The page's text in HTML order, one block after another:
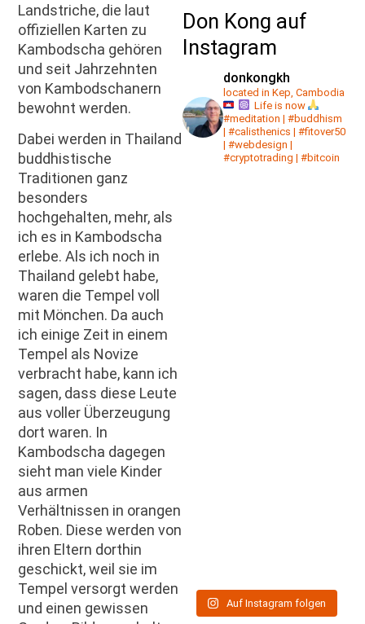
Landstriche, die laut
offiziellen Karten zu
Kambodscha gehören
und seit Jahrzehnten
von Kambodschanern
bewohnt werden.
Dabei werden in Thailand
buddhistische
Traditionen ganz
besonders
hochgehalten, mehr, als
ich es in Kambodscha
erlebe. Als ich noch in
Thailand gelebt habe,
waren die Tempel voll
mit Mönchen. Da auch
ich einige Zeit in einem
Tempel als Novize
verbracht habe, kann ich
sagen, dass diese Leute
aus voller Überzeugung
dort waren. In
Kambodscha dagegen
sieht man viele Kinder
aus armen
Verhältnissen in orangen
Roben. Diese werden von
ihren Eltern dorthin
geschickt, weil sie im
Tempel versorgt werden
und einen gewissen
Don Kong auf
Instagram
donkongkh
located in Kep, Cambodia
Life is now
#meditation | #buddhism
| #calisthenics | #fitover50
| #webdesign |
#cryptotrading | #bitcoin
Auf Instagram folgen